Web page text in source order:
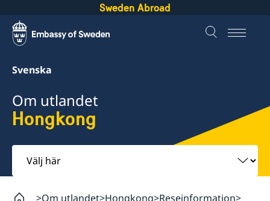
Sweden Abroad
Svenska
Om utlandet
Hongkong
Välj
här
Om utlandet Hongkong Reseinformation